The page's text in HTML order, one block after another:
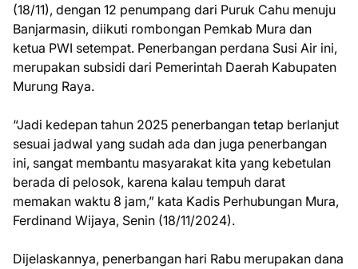
(18/11), dengan 12 penumpang dari Puruk Cahu menuju
Banjarmasin, diikuti rombongan Pemkab Mura dan
ketua PWI setempat. Penerbangan perdana Susi Air ini,
merupakan subsidi dari Pemerintah Daerah Kabupaten
Murung Raya.
“Jadi kedepan tahun 2025 penerbangan tetap berlanjut
sesuai jadwal yang sudah ada dan juga penerbangan
ini, sangat membantu masyarakat kita yang kebetulan
berada di pelosok, karena kalau tempuh darat
memakan waktu 8 jam,” kata Kadis Perhubungan Mura,
Ferdinand Wijaya, Senin (18/11/2024).
Dijelaskannya, penerbangan hari Rabu merupakan dana